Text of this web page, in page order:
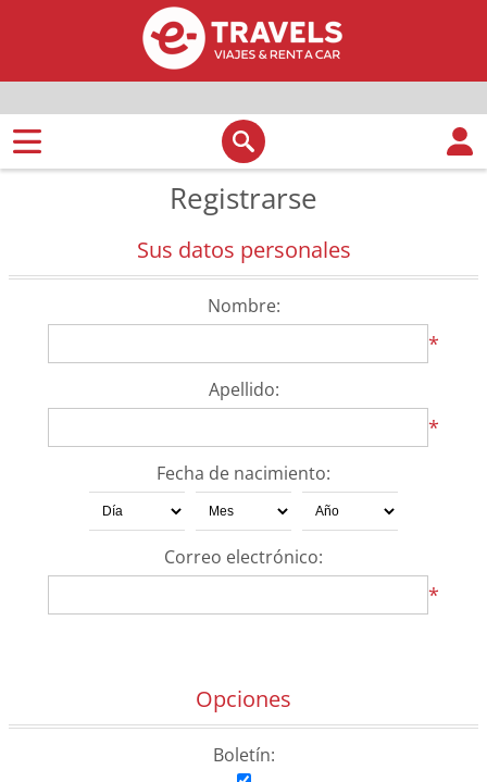
Registrarse
Sus datos personales
Nombre:
*
Apellido:
*
Fecha de nacimiento:
Correo electrónico:
*
Opciones
Boletín: